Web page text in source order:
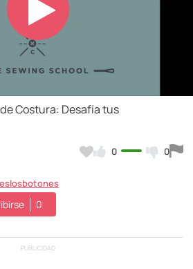
Play
Video
Costura: Desafía tus
0 0
0
PUBLICIDAD